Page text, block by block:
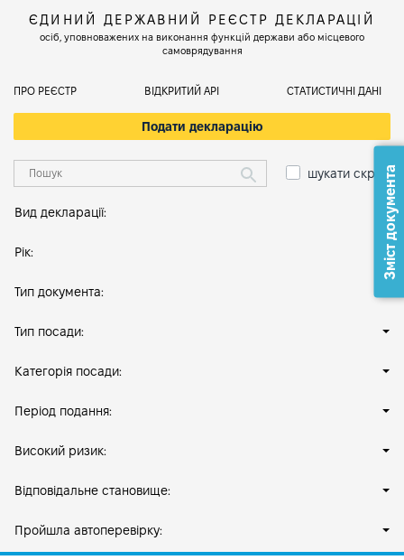
ЄДИНИЙ ДЕРЖАВНИЙ РЕЄСТР ДЕКЛАРАЦІЙ
осіб, уповноважених на виконання функцій держави або місцевого
самоврядування
ПРО РЕЄСТР ВІДКРИТИЙ АРІ СТАТИСТИЧНІ ДАНІ
Подати декларацію
шукати скрізь
Вид декларації:
Рік:
Тип документа:
Тип посади:
Категорія посади:
Період подання:
Високий ризик:
Відповідальне становище:
Пройшла автоперевірку:
Зміст документа